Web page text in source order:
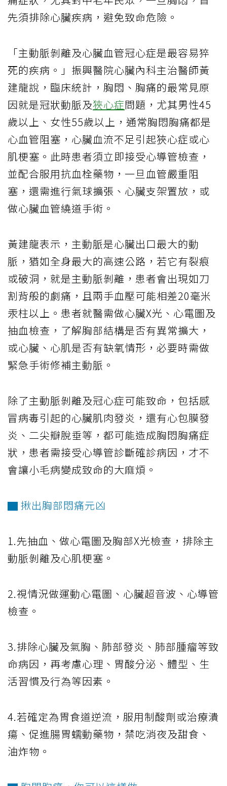
先須排除心臟疾病，避免致命危險。
「主動脈剝離及心臟血管冠心症是最容易猝
死的疾病。」振興醫院心臟內科主治醫師黃
建龍說，臨床統計，胸悶、胸痛的最常見原
因就是冠狀動脈及狹心症問題，尤其男性45
歲以上、女性55歲以上，通常胸悶胸痛都是
心血管阻塞，心臟血流不足引起狹心症或心
肌梗塞。此時患者須立即接受心導管檢查，
並配合服用抗血栓藥物，一旦血管嚴重阻
塞，還需進行氣球擴張、心臟支架置放，或
做心臟血管繞道手術。
黃建龍表示，主動脈是心臟出口最大的動
脈，猶如全身最大的高速公路，若它有裂痕
或破洞，就是主動脈剝離，患者會出現如刀
割背般的劇痛，且兩手血壓可能相差20毫米
汞柱以上。患者就醫需做心臟X光、心電圖及
抽血檢查，了解胸部結構是否有異常擴大，
或心臟、心肌是否有缺氧情形，必要時需做
緊急手術修補主動脈。
除了主動脈剝離及冠心症可能致命，包括感
冒病毒引起的心臟肌肉發炎，還有心包膜發
炎、二尖瓣脫垂等，都可能造成胸悶胸痛症
狀，患者需接受心導管診斷確診病因，才不
會讓小毛病變成致命的大麻煩。
▇ 揪出胸部悶痛元凶
1.先抽血、做心電圖及胸部X光檢查，排除主
動脈剝離及心肌梗塞。
2.視情況做運動心電圖、心臟超音波、心導管
檢查。
3.排除心臟及氣胸、肺部發炎、肺部腫瘤等致
命病因，再考慮心理、胃酸分泌、體型、生
活習慣及行為等因素。
4.若確定為胃食道逆流，服用制酸劑或治療潰
瘍、促進腸胃蠕動藥物，禁吃消夜及甜食、
油炸物。